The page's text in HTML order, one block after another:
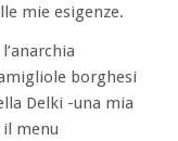
mie esigenze.
borghesi
Delki -una mia
menu